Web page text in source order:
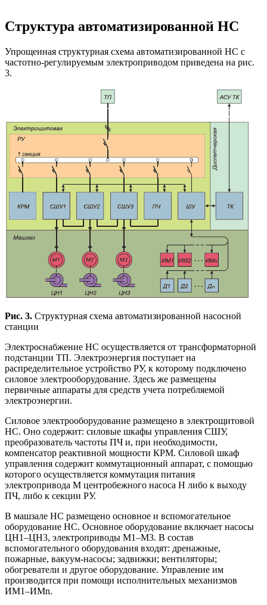
Структура автоматизированной НС
Упрощенная структурная схема автоматизированной НС с
частотно-регулируемым электроприводом приведена на рис.
3.
Рис. 3. Структурная схема автоматизированной насосной
станции
Электроснабжение НС осуществляется от трансформаторной
подстанции ТП. Электроэнергия поступает на
распределительное устройство РУ, к которому подключено
силовое электрооборудование. Здесь же размещены
первичные аппараты для средств учета потребляемой
электроэнергии.
Силовое электрооборудование размещено в электрощитовой
НС. Оно содержит: силовые шкафы управления СШУ,
преобразователь частоты ПЧ и, при необходимости,
компенсатор реактивной мощности КРМ. Силовой шкаф
управления содержит коммутационный аппарат, с помощью
которого осуществляется коммутация питания
электропривода М центробежного насоса Н либо к выходу
ПЧ, либо к секции РУ.
В машзале НС размещено основное и вспомогательное
оборудование НС. Основное оборудование включает насосы
ЦН1–ЦН3, электроприводы М1–М3. В состав
вспомогательного оборудования входят: дренажные,
пожарные, вакуум-насосы; задвижки; вентиляторы;
обогреватели и другое оборудование. Управление им
производится при помощи исполнительных механизмов
ИМ1–ИМn.